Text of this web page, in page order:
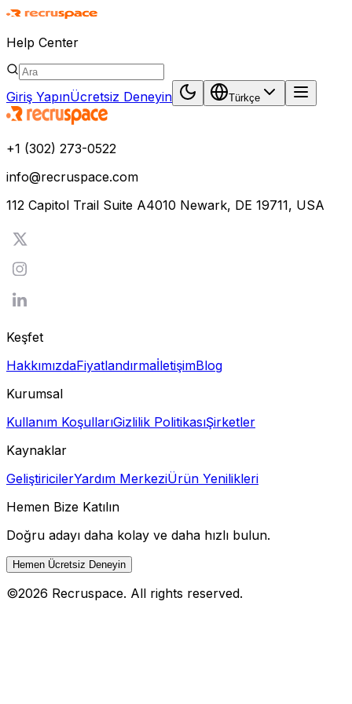
Help Center
Giriş YapınÜcretsiz Deneyin Türkçe
+1 (302) 273-0522
info@recruspace.com
112 Capitol Trail Suite A4010 Newark, DE 19711, USA
Keşfet
HakkımızdaFiyatlandırmaİletişimBlog
Kurumsal
Kullanım KoşullarıGizlilik PolitikasıŞirketler
Kaynaklar
GeliştiricilerYardım MerkeziÜrün Yenilikleri
Hemen Bize Katılın
Doğru adayı daha kolay ve daha hızlı bulun.
Hemen Ücretsiz Deneyin
©2026 Recruspace. All rights reserved.